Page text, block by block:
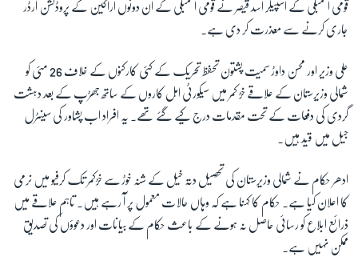
قومی اسمبلی کے اسپیکر اسد قیصر نے قومی اسمبلی کے ان دونوں اراکین کے پروڈکشن آرڈر
جاری کرنے سے معذرت کر دی ہے۔
علی وزیر اور محسن داوڑ سمیت پشتون تحفظ تحریک کے کئی کارکنوں کے خلاف 26 مئی کو
شمالی وزیرستان کے علاقے خڑ کمر میں سیکورٹی اہل کاروں کے ساتھ جھڑپ کے بعد دہشت
گردی کی دفعات کے تحت مقدمات درج کیے گئے تھے۔ یہ افراد اب پشاور کی سینٹرل
جیل میں قید ہیں۔
ادھر حکام نے شمالی وزیرستان کی تحصیل دتہ خیل کے شنہ خوڑ سے خڑکمر تک کرفیو میں نرمی
کا اعلان کیا ہے۔ حکام کا کہنا ہے کہ وہاں حالات معمول پر آ رہے ہیں۔ تاہم علاقے میں
ذرائع ابلاع کو رسائی حاصل نہ ہونے کے باعث حکام کے بیانات اور دعوؤں کی تصدیق
ممکن نہیں ہے۔